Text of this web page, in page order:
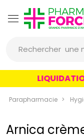
Rechercher
un
Parapharmacie
Arnica